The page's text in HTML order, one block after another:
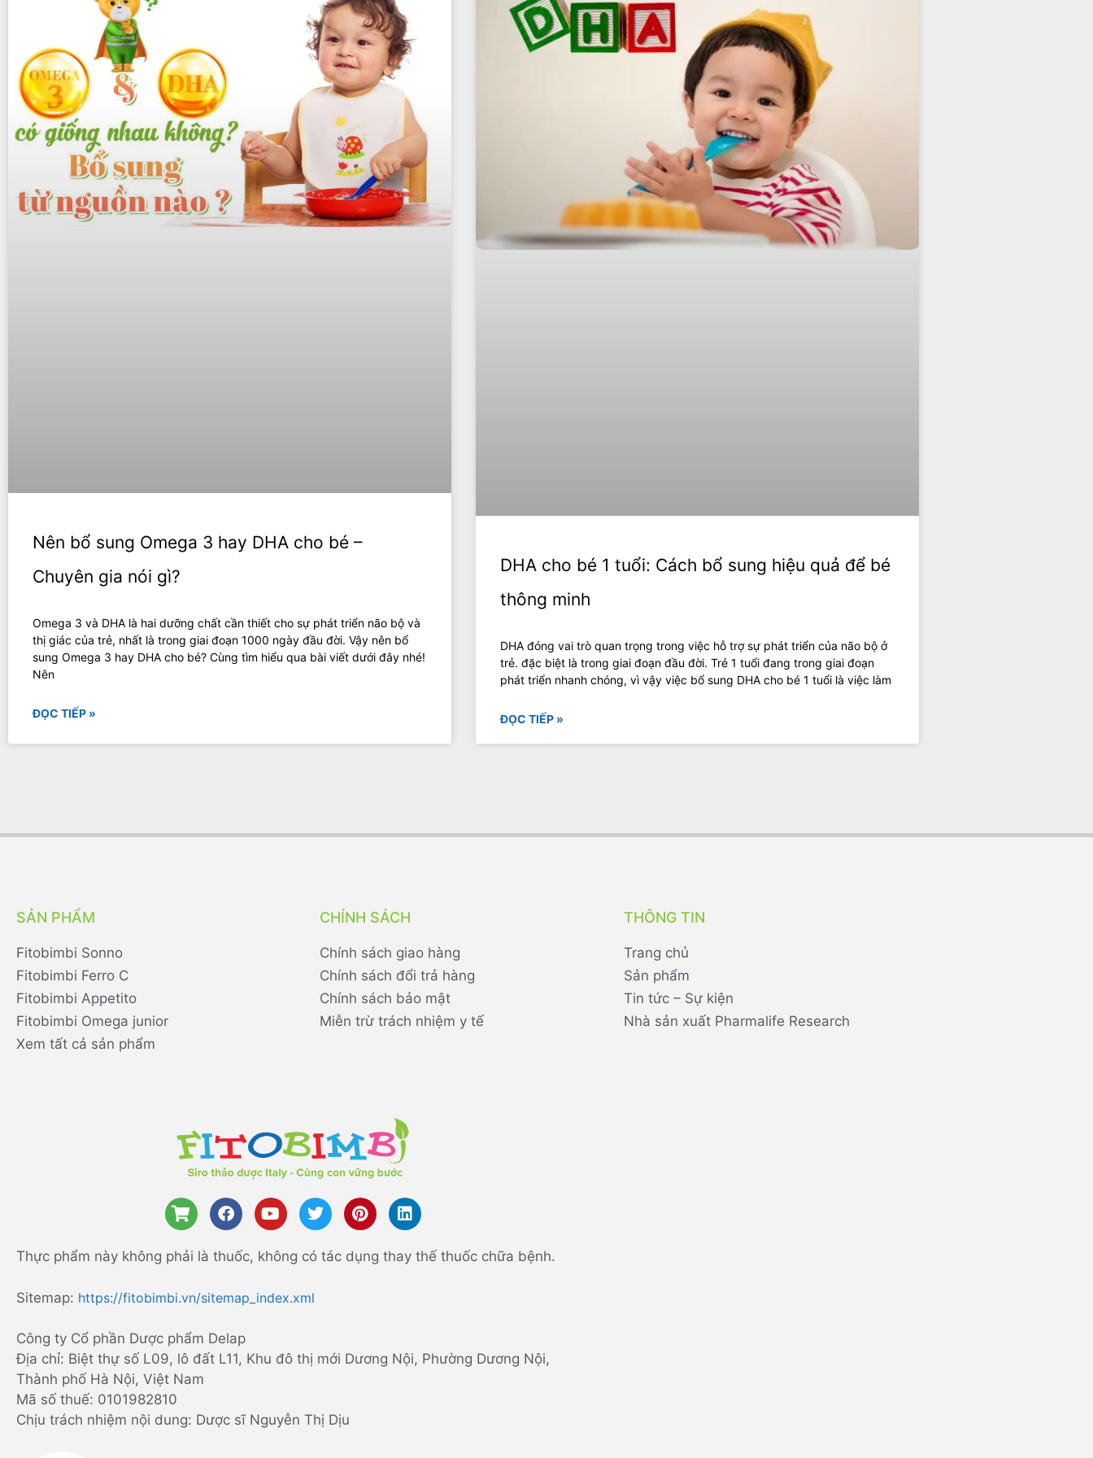
Nên bổ sung Omega 3 hay DHA cho bé –
Chuyên gia nói gì?
Omega 3 và DHA là hai dưỡng chất cần thiết cho sự phát triển não bộ và
thị giác của trẻ, nhất là trong giai đoạn 1000 ngày đầu đời. Vậy nên bổ
sung Omega 3 hay DHA cho bé? Cùng tìm hiểu qua bài viết dưới đây nhé!
Nên
ĐỌC TIẾP »
DHA cho bé 1 tuổi: Cách bổ sung hiệu quả để bé
thông minh
DHA đóng vai trò quan trọng trong việc hỗ trợ sự phát triển của não bộ ở
trẻ. đặc biệt là trong giai đoạn đầu đời. Trẻ 1 tuổi đang trong giai đoạn
phát triển nhanh chóng, vì vậy việc bổ sung DHA cho bé 1 tuổi là việc làm
ĐỌC TIẾP »
SẢN PHẨM
Fitobimbi Sonno
Fitobimbi Ferro C
Fitobimbi Appetito
Fitobimbi Omega junior
Xem tất cả sản phẩm
CHÍNH SÁCH
Chính sách giao hàng
Chính sách đổi trả hàng
Chính sách bảo mật
Miễn trừ trách nhiệm y tế
THÔNG TIN
Trang chủ
Sản phẩm
Tin tức – Sự kiện
Nhà sản xuất Pharmalife Research
Thực phẩm này không phải là thuốc, không có tác dụng thay thế thuốc chữa bệnh.
Sitemap: https://fitobimbi.vn/sitemap_index.xml
Công ty Cổ phần Dược phẩm Delap
Địa chỉ: Biệt thự số L09, lô đất L11, Khu đô thị mới Dương Nội, Phường Dương Nội,
Thành phố Hà Nội, Việt Nam
Mã số thuế: 0101982810
Chịu trách nhiệm nội dung: Dược sĩ Nguyễn Thị Dịu